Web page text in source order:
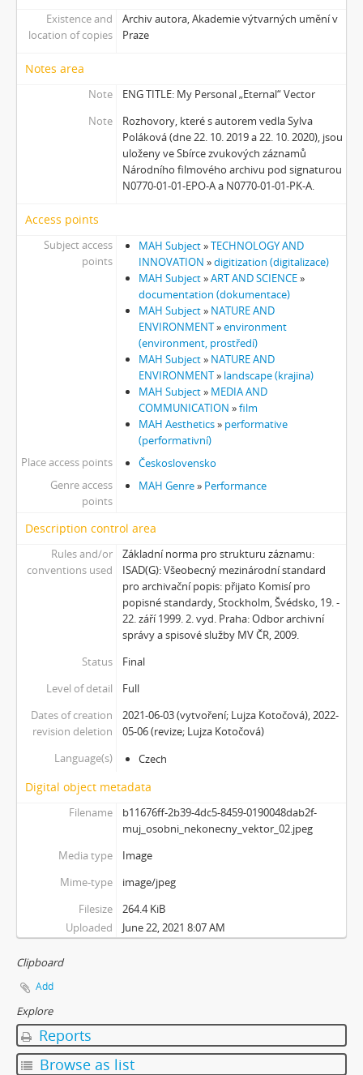
[Subseries] Zívrovy Prachovské skály
[Subseries] Cesta
[Subseries] Milada
[Subseries] Hřiště
[Subseries] Image Maker
[Subseries] Možná
[Subseries] 28 stotín Synagógy
[Subseries] Parkovací smyčka
[Subseries] Klatov
[Subseries] Jizvy, jiskry, jistoty
[Subseries] Země, světlo, vzduch
[Subseries] Painting
[Subseries] Malování do vzduchu
[Subseries] Slovo
[Subseries] Virtuální opona
[Subseries] Grafika podzimu
[Subseries] Yes No Yes
[Subseries] Zrcadlo času
[Subseries] Píseň hlemýžďů jdoucích na pohřeb
[Subseries] Abstraktní animace ze 60. let
[Subseries] Barvy
[Subseries] Flare up
[Subseries] Pinup
[Subseries] The Time
[Subseries] Čas zkoušky
[Subseries] Musica Picta – Chvíle něhy
[Subseries] Musica Picta – Hodina slavnosti
[Subseries] Musica Picta – Minuty strachu
[Subseries] Musica Picta – Čas smutku
[Subseries] Velká dětská symfonie
[Subseries] Musica Picta – Čas tance
[Subseries] Musica Picta – Čas veselosti
[Subseries] Jednou ráno
[Subseries] Magnety
[Subseries] Wet Video
[Subseries] Meditace
[Subseries] O velikosti významu
[Subseries] Dead or Alive 2
[Subseries] Bílá skála
[Subseries] Lampyris
[Subseries] Marienbad
[Subseries] Kosmické turbulence
[Subseries] Cosmos – Křižíkova fontána
Existence and
location of copies
Archiv autora, Akademie výtvarných umění v
Praze
Notes area
Note
ENG TITLE: My Personal „Eternal“ Vector
Note
Rozhovory, které s autorem vedla Sylva
Poláková (dne 22. 10. 2019 a 22. 10. 2020), jsou
uloženy ve Sbírce zvukových záznamů
Národního filmového archivu pod signaturou
N0770-01-01-EPO-A a N0770-01-01-PK-A.
Access points
Subject access
points
MAH Subject»TECHNOLOGY AND
INNOVATION »digitization (digitalizace)
MAH Subject»ART AND SCIENCE»
documentation (dokumentace)
MAH Subject» NATURE AND
ENVIRONMENT»environment
(environment, prostředí)
MAH Subject» NATURE AND
ENVIRONMENT» landscape (krajina)
MAH Subject» MEDIA AND
COMMUNICATION »film
MAH Aesthetics» performative
(performativní)
Place access points
Československo
Genre access
points
MAH Genre» Performance
Description control area
Rules and/or
conventions used
Základní norma pro strukturu záznamu:
ISAD(G): Všeobecný mezinárodní standard
pro archivační popis: přijato Komisí pro
popisné standardy, Stockholm, Švédsko, 19. -
22. září 1999. 2. vyd. Praha: Odbor archivní
správy a spisové služby MV ČR, 2009.
Status
Final
Level of detail
Full
Dates of creation
revision deletion
2021-06-03 (vytvoření; Lujza Kotočová), 2022-
05-06 (revize; Lujza Kotočová)
Language(s)
Czech
Digital object metadata
Filename
b11676ff-2b39-4dc5-8459-0190048dab2f-
muj_osobni_nekonecny_vektor_02.jpeg
Media type
Image
Mime-type
image/jpeg
Filesize
264.4 KiB
Uploaded
June 22, 2021 8:07 AM
Clipboard
Add
Explore
Reports
Browse as list